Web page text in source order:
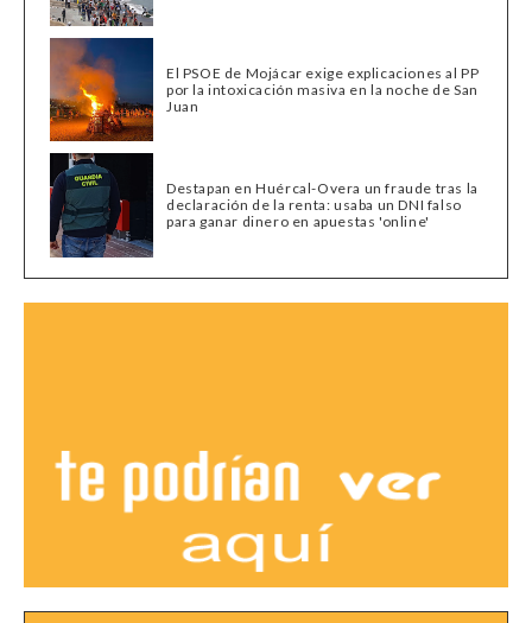
El PSOE de Mojácar exige explicaciones al PP
por la intoxicación masiva en la noche de San
Juan
Destapan en Huércal-Overa un fraude tras la
declaración de la renta: usaba un DNI falso
para ganar dinero en apuestas 'online'